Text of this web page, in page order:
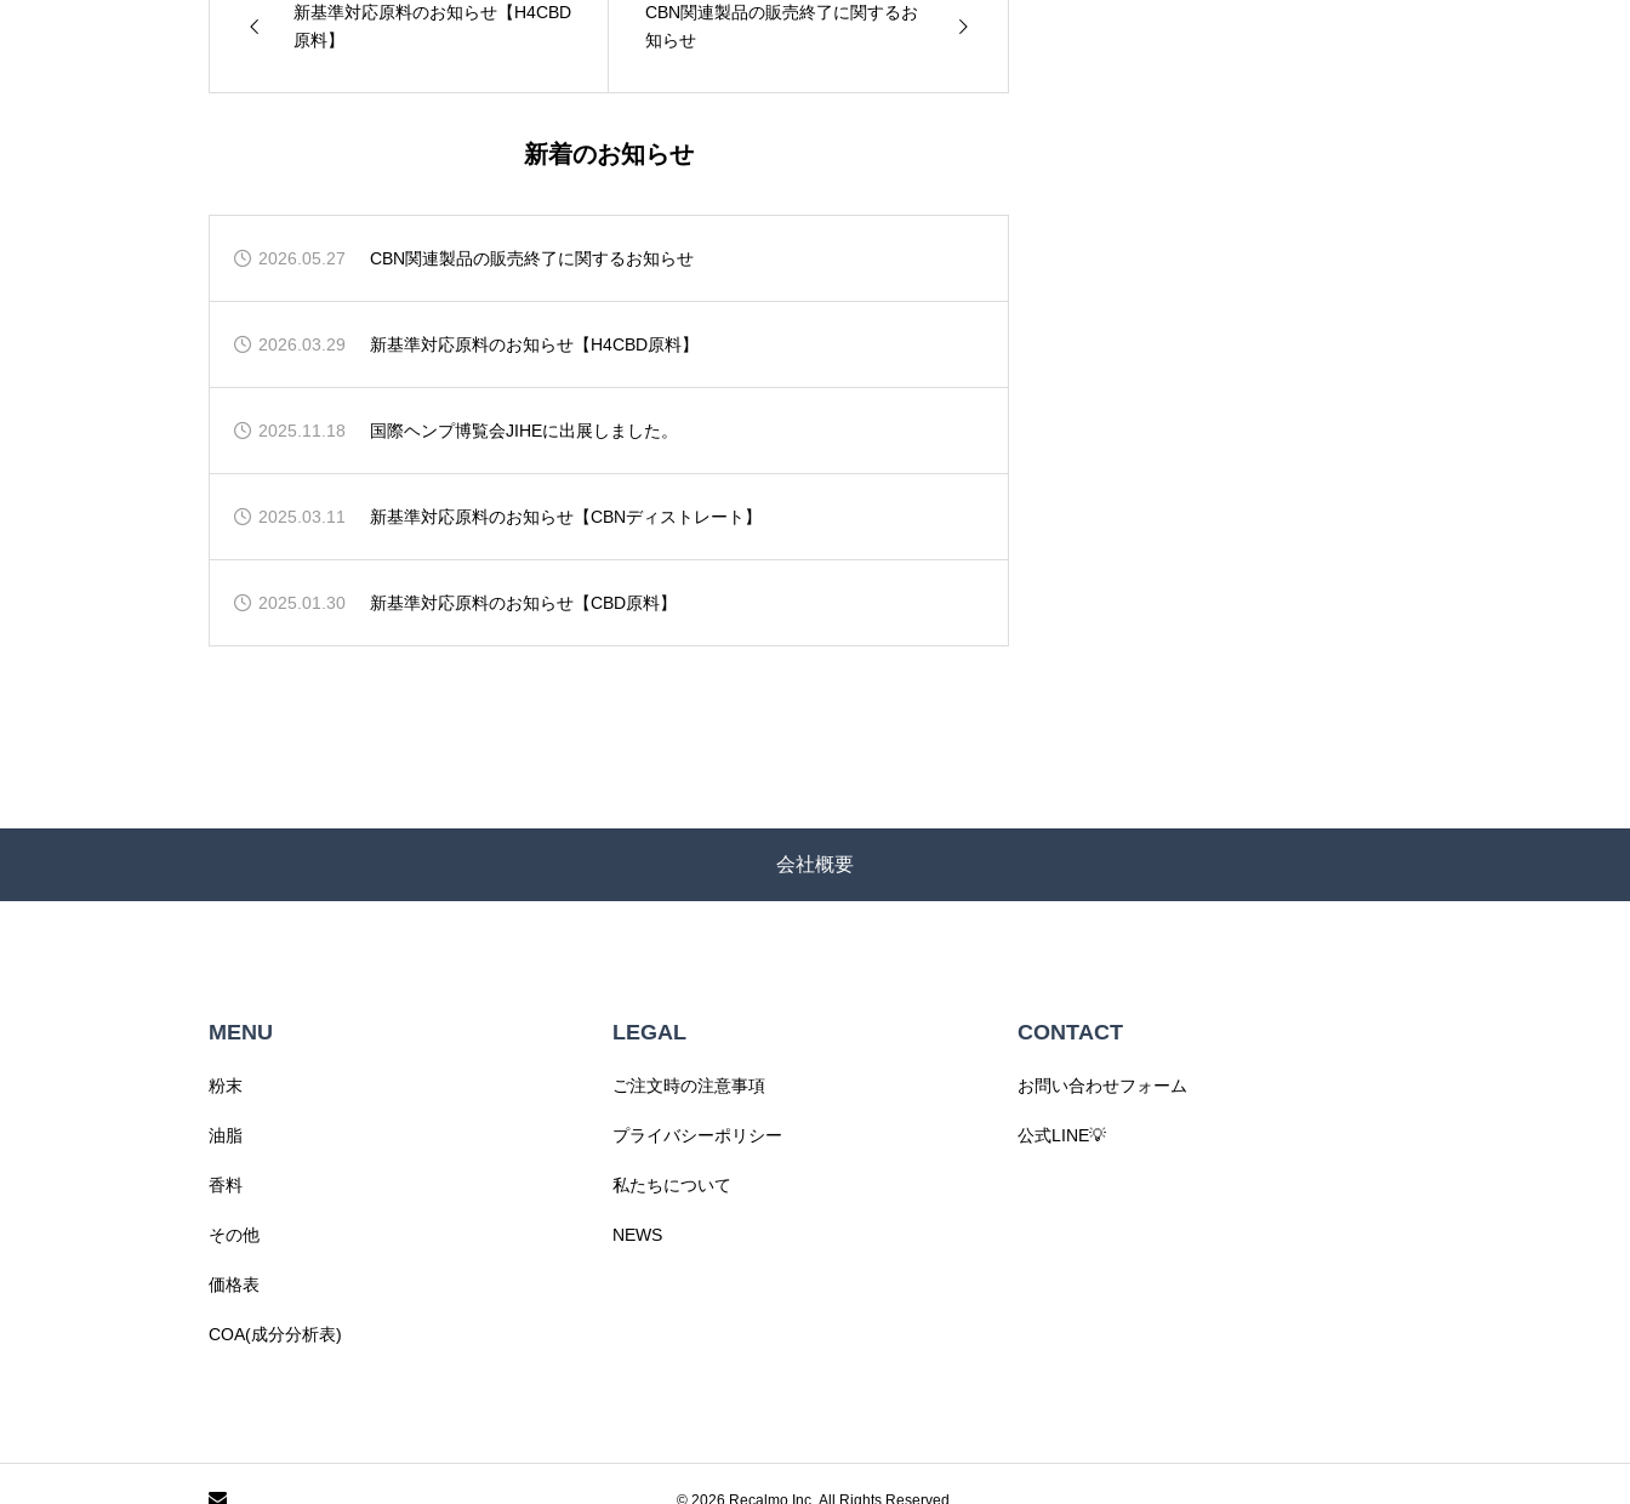
新基準対応原料のお知らせ【H4CBD
原料】
CBN関連製品の販売終了に関するお
知らせ
新着のお知らせ
2026.05.27 CBN関連製品の販売終了に関するお知らせ
2026.03.29 新基準対応原料のお知らせ【H4CBD原料】
2025.11.18 国際ヘンプ博覧会JIHEに出展しました。
2025.03.11 新基準対応原料のお知らせ【CBNディストレート】
2025.01.30 新基準対応原料のお知らせ【CBD原料】
会社概要
MENU
粉末
油脂
香料
その他
価格表
COA(成分分析表)
LEGAL
ご注文時の注意事項
プライバシーポリシー
私たちについて
NEWS
CONTACT
お問い合わせフォーム
公式LINE💡